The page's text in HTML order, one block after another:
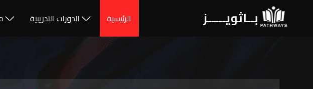
بــاثويـــــز الرئيسية الدورات التدريبية